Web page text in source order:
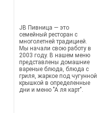
JB Пивница — это
семейный ресторан с
многолетней традицией.
Мы начали свою работу в
2003 году. В нашем меню
представлены домашние
вареные блюда, блюда с
гриля, жаркое под чугунной
крышкой в определенные
дни и меню "А ля карт".